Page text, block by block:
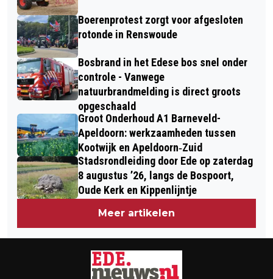
Boerenprotest zorgt voor afgesloten
rotonde in Renswoude
Bosbrand in het Edese bos snel onder
controle - Vanwege
natuurbrandmelding is direct groots
opgeschaald
Groot Onderhoud A1 Barneveld-
Apeldoorn: werkzaamheden tussen
Kootwijk en Apeldoorn‐Zuid
Stadsrondleiding door Ede op zaterdag
8 augustus ’26, langs de Bospoort,
Oude Kerk en Kippenlijntje
Meer artikelen